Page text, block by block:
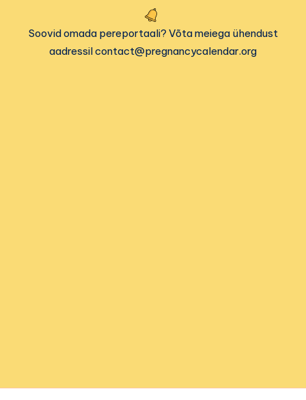
Soovid omada pereportaali? Võta meiega ühendust
aadressil contact@pregnancycalendar.org